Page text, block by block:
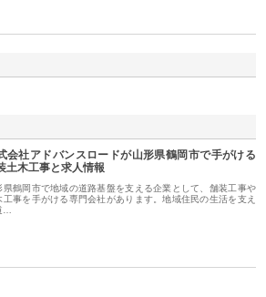
会社アドバンスロードが山形県鶴岡市で手がける
土木工事と求人情報
県鶴岡市で地域の道路基盤を支える企業として、舗装工事や
工事を手がける専門会社があります。地域住民の生活を支え
…